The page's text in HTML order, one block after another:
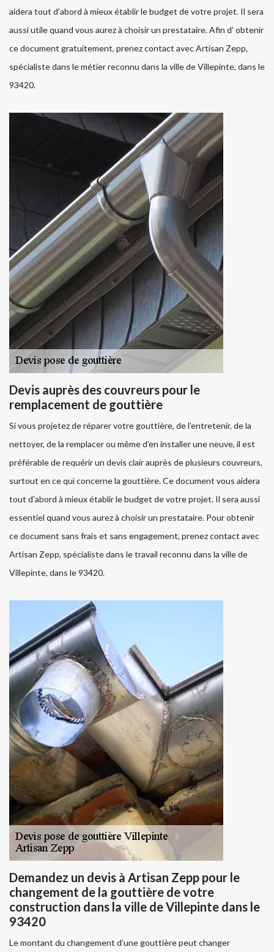
aidera tout d’abord à mieux établir le budget de votre projet. Il sera
aussi utile quand vous aurez à choisir un prestataire. Afin d’ obtenir
ce document gratuitement, prenez contact avec Artisan Zepp,
spécialiste dans le métier reconnu dans la ville de Villepinte, dans le
93420.
Devis auprès des couvreurs pour le
remplacement de gouttière
Si vous projetez de réparer votre gouttière, de l’entretenir, de la
nettoyer, de la remplacer ou même d’en installer une neuve, il est
préférable de requérir un devis clair auprès de plusieurs couvreurs,
surtout en ce qui concerne la gouttière. Ce document vous aidera
tout d’abord à mieux établir le budget de votre projet. Il sera aussi
essentiel quand vous aurez à choisir un prestataire. Pour obtenir
ce document sans frais et sans engagement, prenez contact avec
Artisan Zepp, spécialiste dans le travail reconnu dans la ville de
Villepinte, dans le 93420.
Demandez un devis à Artisan Zepp pour le
changement de la gouttière de votre
construction dans la ville de Villepinte dans le
93420
Le montant du changement d’une gouttière peut changer